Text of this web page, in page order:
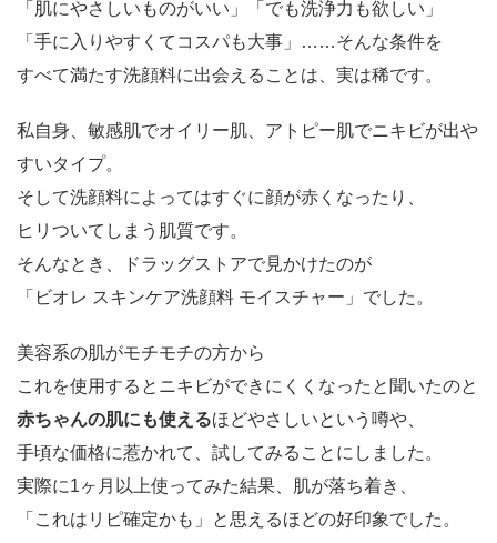
「肌にやさしいものがいい」「でも洗浄力も欲しい」
「手に入りやすくてコスパも大事」……そんな条件を
すべて満たす洗顔料に出会えることは、実は稀です。
私自身、敏感肌でオイリー肌、アトピー肌でニキビが出や
すいタイプ。
そして洗顔料によってはすぐに顔が赤くなったり、
ヒリついてしまう肌質です。
そんなとき、ドラッグストアで見かけたのが
「ビオレ スキンケア洗顔料 モイスチャー」でした。
美容系の肌がモチモチの方から
これを使用するとニキビができにくくなったと聞いたのと
赤ちゃんの肌にも使えるほどやさしいという噂や、
手頃な価格に惹かれて、試してみることにしました。
実際に1ヶ月以上使ってみた結果、肌が落ち着き、
「これはリピ確定かも」と思えるほどの好印象でした。